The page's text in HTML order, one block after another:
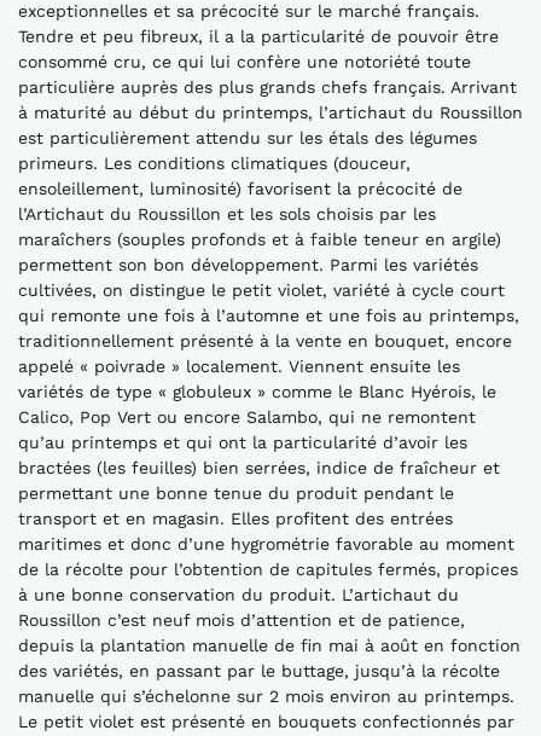
exceptionnelles et sa précocité sur le marché français.
Tendre et peu fibreux, il a la particularité de pouvoir être
consommé cru, ce qui lui confère une notoriété toute
particulière auprès des plus grands chefs français. Arrivant
à maturité au début du printemps, l’artichaut du Roussillon
est particulièrement attendu sur les étals des légumes
primeurs. Les conditions climatiques (douceur,
ensoleillement, luminosité) favorisent la précocité de
l’Artichaut du Roussillon et les sols choisis par les
maraîchers (souples profonds et à faible teneur en argile)
permettent son bon développement. Parmi les variétés
cultivées, on distingue le petit violet, variété à cycle court
qui remonte une fois à l’automne et une fois au printemps,
traditionnellement présenté à la vente en bouquet, encore
appelé « poivrade » localement. Viennent ensuite les
variétés de type « globuleux » comme le Blanc Hyérois, le
Calico, Pop Vert ou encore Salambo, qui ne remontent
qu’au printemps et qui ont la particularité d’avoir les
bractées (les feuilles) bien serrées, indice de fraîcheur et
permettant une bonne tenue du produit pendant le
transport et en magasin. Elles profitent des entrées
maritimes et donc d’une hygrométrie favorable au moment
de la récolte pour l’obtention de capitules fermés, propices
à une bonne conservation du produit. L’artichaut du
Roussillon c’est neuf mois d’attention et de patience,
depuis la plantation manuelle de fin mai à août en fonction
des variétés, en passant par le buttage, jusqu’à la récolte
manuelle qui s’échelonne sur 2 mois environ au printemps.
Le petit violet est présenté en bouquets confectionnés par